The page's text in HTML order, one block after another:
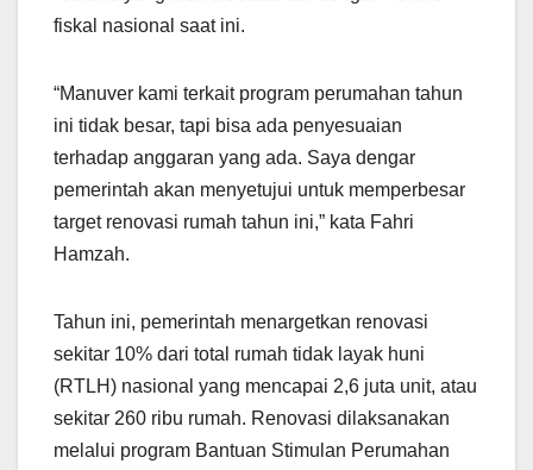
fiskal nasional saat ini.
“Manuver kami terkait program perumahan tahun
ini tidak besar, tapi bisa ada penyesuaian
terhadap anggaran yang ada. Saya dengar
pemerintah akan menyetujui untuk memperbesar
target renovasi rumah tahun ini,” kata Fahri
Hamzah.
Tahun ini, pemerintah menargetkan renovasi
sekitar 10% dari total rumah tidak layak huni
(RTLH) nasional yang mencapai 2,6 juta unit, atau
sekitar 260 ribu rumah. Renovasi dilaksanakan
melalui program Bantuan Stimulan Perumahan